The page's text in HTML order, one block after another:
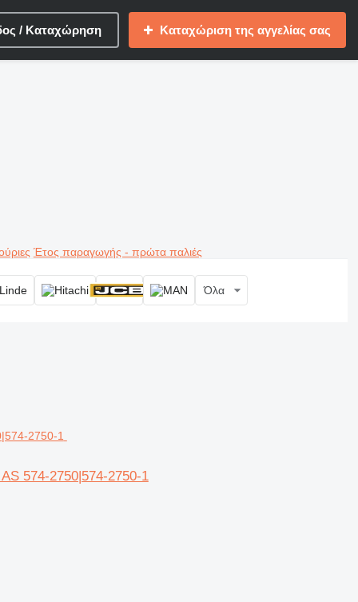
/ Καταχώρηση Καταχώριση της αγγελίας σας
Έτος παραγωγής - πρώτα παλιές
Όλα
574-2750|574-2750-1